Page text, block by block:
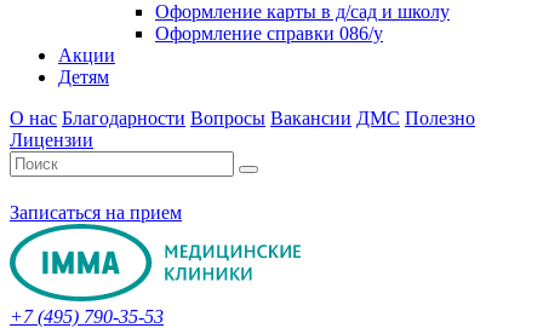
Оформление карты в д/сад и школу
Оформление справки 086/у
Акции
Детям
О нас Благодарности Вопросы Вакансии ДМС Полезно
Лицензии
Записаться на прием
+7 (495) 790-35-53